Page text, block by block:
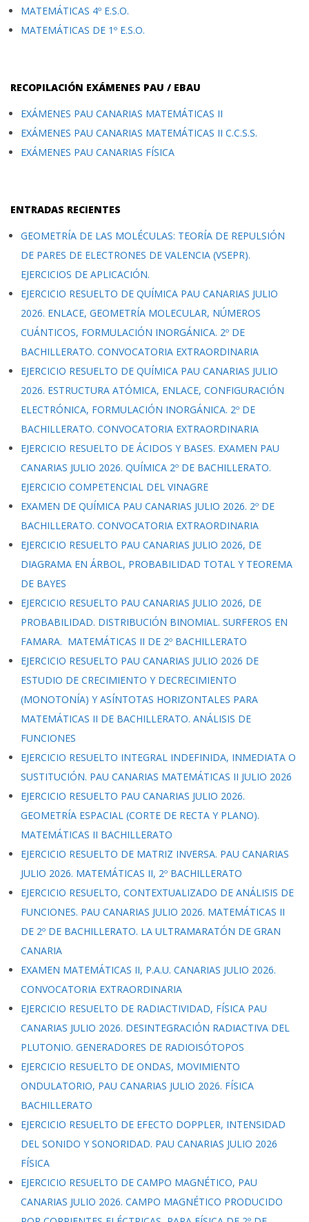
MATEMÁTICAS 4º E.S.O.
MATEMÁTICAS DE 1º E.S.O.
RECOPILACIÓN EXÁMENES PAU / EBAU
EXÁMENES PAU CANARIAS MATEMÁTICAS II
EXÁMENES PAU CANARIAS MATEMÁTICAS II C.C.S.S.
EXÁMENES PAU CANARIAS FÍSICA
ENTRADAS RECIENTES
GEOMETRÍA DE LAS MOLÉCULAS: TEORÍA DE REPULSIÓN
DE PARES DE ELECTRONES DE VALENCIA (VSEPR).
EJERCICIOS DE APLICACIÓN.
EJERCICIO RESUELTO DE QUÍMICA PAU CANARIAS JULIO
2026. ENLACE, GEOMETRÍA MOLECULAR, NÚMEROS
CUÁNTICOS, FORMULACIÓN INORGÁNICA. 2º DE
BACHILLERATO. CONVOCATORIA EXTRAORDINARIA
EJERCICIO RESUELTO DE QUÍMICA PAU CANARIAS JULIO
2026. ESTRUCTURA ATÓMICA, ENLACE, CONFIGURACIÓN
ELECTRÓNICA, FORMULACIÓN INORGÁNICA. 2º DE
BACHILLERATO. CONVOCATORIA EXTRAORDINARIA
EJERCICIO RESUELTO DE ÁCIDOS Y BASES. EXAMEN PAU
CANARIAS JULIO 2026. QUÍMICA 2º DE BACHILLERATO.
EJERCICIO COMPETENCIAL DEL VINAGRE
EXAMEN DE QUÍMICA PAU CANARIAS JULIO 2026. 2º DE
BACHILLERATO. CONVOCATORIA EXTRAORDINARIA
EJERCICIO RESUELTO PAU CANARIAS JULIO 2026, DE
DIAGRAMA EN ÁRBOL, PROBABILIDAD TOTAL Y TEOREMA
DE BAYES
EJERCICIO RESUELTO PAU CANARIAS JULIO 2026, DE
PROBABILIDAD. DISTRIBUCIÓN BINOMIAL. SURFEROS EN
FAMARA. MATEMÁTICAS II DE 2º BACHILLERATO
EJERCICIO RESUELTO PAU CANARIAS JULIO 2026 DE
ESTUDIO DE CRECIMIENTO Y DECRECIMIENTO
(MONOTONÍA) Y ASÍNTOTAS HORIZONTALES PARA
MATEMÁTICAS II DE BACHILLERATO. ANÁLISIS DE
FUNCIONES
EJERCICIO RESUELTO INTEGRAL INDEFINIDA, INMEDIATA O
SUSTITUCIÓN. PAU CANARIAS MATEMÁTICAS II JULIO 2026
EJERCICIO RESUELTO PAU CANARIAS JULIO 2026.
GEOMETRÍA ESPACIAL (CORTE DE RECTA Y PLANO).
MATEMÁTICAS II BACHILLERATO
EJERCICIO RESUELTO DE MATRIZ INVERSA. PAU CANARIAS
JULIO 2026. MATEMÁTICAS II, 2º BACHILLERATO
EJERCICIO RESUELTO, CONTEXTUALIZADO DE ANÁLISIS DE
FUNCIONES. PAU CANARIAS JULIO 2026. MATEMÁTICAS II
DE 2º DE BACHILLERATO. LA ULTRAMARATÓN DE GRAN
CANARIA
EXAMEN MATEMÁTICAS II, P.A.U. CANARIAS JULIO 2026.
CONVOCATORIA EXTRAORDINARIA
EJERCICIO RESUELTO DE RADIACTIVIDAD, FÍSICA PAU
CANARIAS JULIO 2026. DESINTEGRACIÓN RADIACTIVA DEL
PLUTONIO. GENERADORES DE RADIOISÓTOPOS
EJERCICIO RESUELTO DE ONDAS, MOVIMIENTO
ONDULATORIO, PAU CANARIAS JULIO 2026. FÍSICA
BACHILLERATO
EJERCICIO RESUELTO DE EFECTO DOPPLER, INTENSIDAD
DEL SONIDO Y SONORIDAD. PAU CANARIAS JULIO 2026
FÍSICA
EJERCICIO RESUELTO DE CAMPO MAGNÉTICO, PAU
CANARIAS JULIO 2026. CAMPO MAGNÉTICO PRODUCIDO